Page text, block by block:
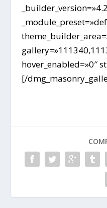
hover_enabled=»0″
[/